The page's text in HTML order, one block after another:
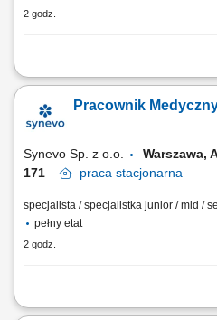
2 godz.
Opis stanowiska: Obsługa Pacjentów
Prowadzenie dokumentacji
Pobrań; Obsługa kasy fiskalnej i
Pracownik
Synevo Sp. z o.o.
Warszawa,
171​
praca stacjonarna
specjalista / specjalistka junior / mid /
pełny etat
2 godz.
Opis stanowiska: Obsługa Pacjentów